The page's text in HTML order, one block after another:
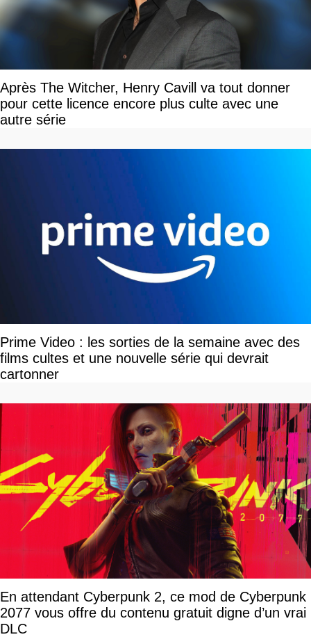
Après The Witcher, Henry Cavill va tout donner
pour cette licence encore plus culte avec une
autre série
Prime Video : les sorties de la semaine avec des
films cultes et une nouvelle série qui devrait
cartonner
En attendant Cyberpunk 2, ce mod de Cyberpunk
2077 vous offre du contenu gratuit digne d’un vrai
DLC